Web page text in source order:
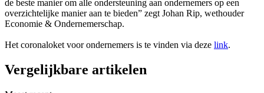
de beste manier om alle ondersteuning aan ondernemers op een
overzichtelijke manier aan te bieden” zegt Johan Rip, wethouder
Economie & Ondernemerschap.
Het coronaloket voor ondernemers is te vinden via deze link.
Vergelijkbare artikelen